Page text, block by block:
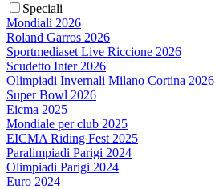
Speciali
Mondiali 2026
Roland Garros 2026
Sportmediaset Live Riccione 2026
Scudetto Inter 2026
Olimpiadi Invernali Milano Cortina 2026
Super Bowl 2026
Eicma 2025
Mondiale per club 2025
EICMA Riding Fest 2025
Paralimpiadi Parigi 2024
Olimpiadi Parigi 2024
Euro 2024